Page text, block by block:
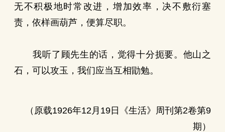
无不积极地时常改进，增加效率，决不敷衍塞
责，依样画葫芦，便算尽职。
我听了顾先生的话，觉得十分扼要。他山之
石，可以攻玉，我们应当互相勖勉。
（原载1926年12月19日《生活》周刊第2卷第9
期）